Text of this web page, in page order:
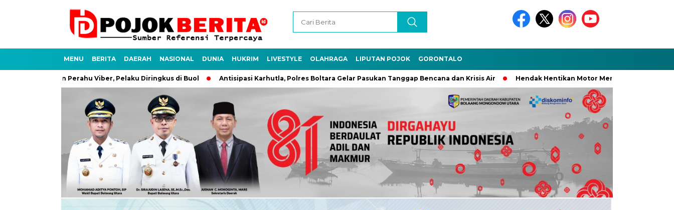
MENU BERITA DAERAH NASIONAL DUNIA HUKRIM LIVESTYLE OLAHRAGA LIPUTAN POJOK GORONTALO
Pencurian Perahu Viber, Pelaku Diringkus di Buol Antisipasi Karhutla, Polres Boltara Gelar Pasukan Tanggap Bencana dan Krisis Air Hendak Hentikan Motor Mencurigakan, Seorang